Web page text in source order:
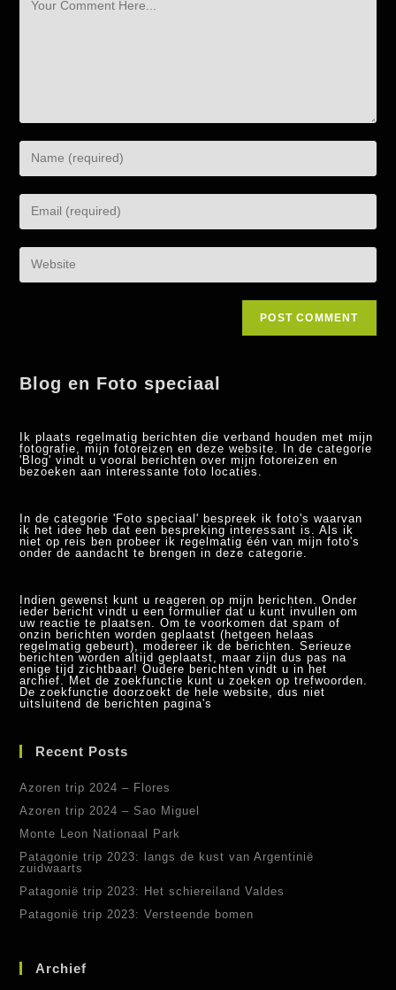
Blog en Foto speciaal
Ik plaats regelmatig berichten die verband houden met mijn
fotografie, mijn fotoreizen en deze website. In de categorie
'Blog' vindt u vooral berichten over mijn fotoreizen en
bezoeken aan interessante foto locaties.
In de categorie 'Foto speciaal' bespreek ik foto's waarvan
ik het idee heb dat een bespreking interessant is. Als ik
niet op reis ben probeer ik regelmatig één van mijn foto's
onder de aandacht te brengen in deze categorie.
Indien gewenst kunt u reageren op mijn berichten. Onder
ieder bericht vindt u een formulier dat u kunt invullen om
uw reactie te plaatsen. Om te voorkomen dat spam of
onzin berichten worden geplaatst (hetgeen helaas
regelmatig gebeurt), modereer ik de berichten. Serieuze
berichten worden altijd geplaatst, maar zijn dus pas na
enige tijd zichtbaar! Oudere berichten vindt u in het
archief. Met de zoekfunctie kunt u zoeken op trefwoorden.
De zoekfunctie doorzoekt de hele website, dus niet
uitsluitend de berichten pagina's
Recent Posts
Azoren trip 2024 – Flores
Azoren trip 2024 – Sao Miguel
Monte Leon Nationaal Park
Patagonie trip 2023: langs de kust van Argentinië
zuidwaarts
Patagonië trip 2023: Het schiereiland Valdes
Patagonië trip 2023: Versteende bomen
Archief